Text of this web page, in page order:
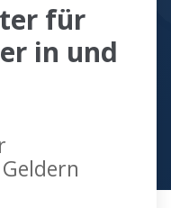
für
in und